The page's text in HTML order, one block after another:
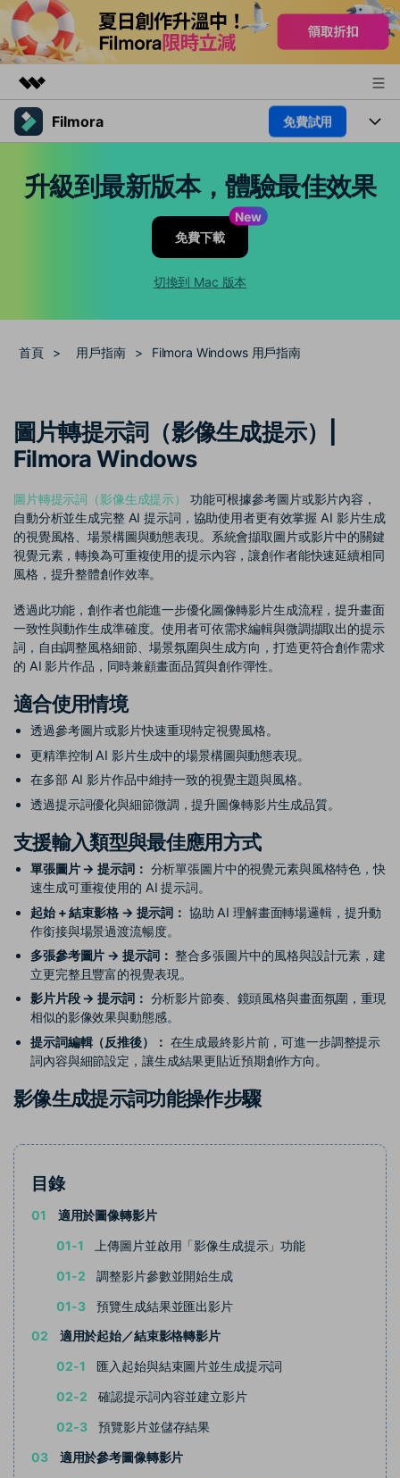
精選產品
實用工具
總覽
支援
Filmora 免費試用
文字
速生成相似風格影片
100 點兌積分
部落格
幫助中心
聯絡我們
我們隨時為您提供協助
案例分享
如何用 Filmora 做出影響力
聯盟計劃
開啟企業級合作夥伴關係
企業服務
簡單的商業影片解決方案
幫助中心
產品信息
立即購買 登入
搜尋
升級到最新版本，體驗最佳效果
New
免費下載
切換到 Mac 版本
首頁 > 用戶指南 > Filmora Windows 用戶指南
圖片轉提示詞（影像生成提示）|
Filmora Windows
圖片轉提示詞（影像生成提示）
功能可根據參考圖片或影片內容，
自動分析並生成完整 AI 提示詞，協助使用者更有效掌握 AI 影片生成
的視覺風格、場景構圖與動態表現。系統會擷取圖片或影片中的關鍵
視覺元素，轉換為可重複使用的提示內容，讓創作者能快速延續相同
風格，提升整體創作效率。
透過此功能，創作者也能進一步優化圖像轉影片生成流程，提升畫面
一致性與動作生成準確度。使用者可依需求編輯與微調擷取出的提示
詞，自由調整風格細節、場景氛圍與生成方向，打造更符合創作需求
的 AI 影片作品，同時兼顧畫面品質與創作彈性。
適合使用情境
透過參考圖片或影片快速重現特定視覺風格。
更精準控制 AI 影片生成中的場景構圖與動態表現。
在多部 AI 影片作品中維持一致的視覺主題與風格。
透過提示詞優化與細節微調，提升圖像轉影片生成品質。
支援輸入類型與最佳應用方式
單張圖片 → 提示詞： 分析單張圖片中的視覺元素與風格特色，快
速生成可重複使用的 AI 提示詞。
起始 + 結束影格 → 提示詞： 協助 AI 理解畫面轉場邏輯，提升動
作銜接與場景過渡流暢度。
多張參考圖片 → 提示詞： 整合多張圖片中的風格與設計元素，建
立更完整且豐富的視覺表現。
影片片段 → 提示詞： 分析影片節奏、鏡頭風格與畫面氛圍，重現
相似的影像效果與動態感。
提示詞編輯（反推後）： 在生成最終影片前，可進一步調整提示
詞內容與細節設定，讓生成結果更貼近預期創作方向。
影像生成提示詞功能操作步驟
目錄
01
適用於圖像轉影片
01-1
上傳圖片並啟用「影像生成提示」功能
01-2
調整影片參數並開始生成
01-3
預覽生成結果並匯出影片
02
適用於起始／結束影格轉影片
02-1
匯入起始與結束圖片並生成提示詞
02-2
確認提示詞內容並建立影片
02-3
預覽影片並儲存結果
03
適用於參考圖像轉影片